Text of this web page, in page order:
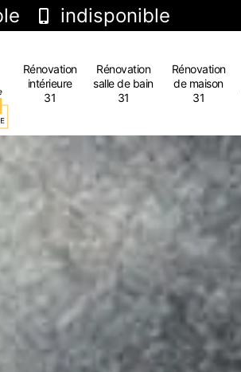
indisponible
Rénovation
intérieure
31
Rénovation
salle de bain
31
Rénovation
de maison
31